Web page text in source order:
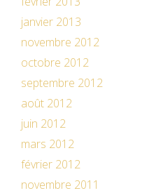
janvier 2013
novembre 2012
octobre 2012
septembre 2012
août 2012
juin 2012
mars 2012
février 2012
novembre 2011